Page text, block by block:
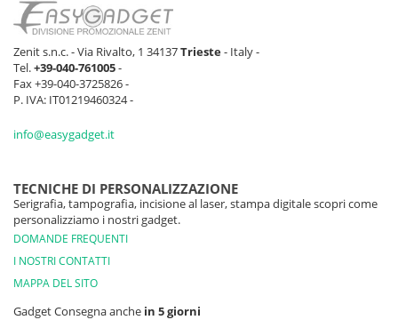
Zenit s.n.c. - Via Rivalto, 1 34137Trieste- Italy -
Tel.+39-040-761005-
Fax +39-040-3725826 -
P. IVA: IT01219460324 -
info@easygadget.it
TECNICHE DI PERSONALIZZAZIONE
Serigrafia, tampografia, incisione al laser, stampa digitale scopri come
personalizziamo i nostri gadget.
DOMANDE FREQUENTI
I NOSTRI CONTATTI
MAPPA DEL SITO
Gadget Consegna anche in 5 giorni